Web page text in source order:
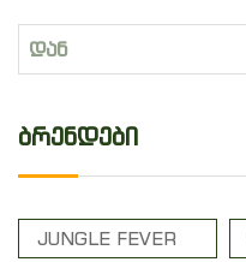
ბრენდები
JUNGLE FEVER